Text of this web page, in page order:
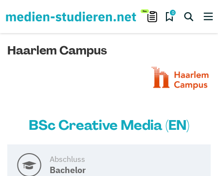
0
Haarlem Campus
BSc Creative Media (EN)
Abschluss
Bachelor